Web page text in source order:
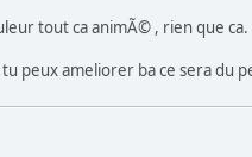
tout ca animÃ© , rien que ca.
peux ameliorer ba ce sera du